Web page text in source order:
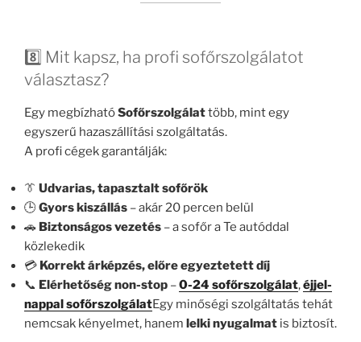
8️⃣ Mit kapsz, ha profi sofőrszolgálatot
választasz?
Egy megbízhatóSofőrszolgálattöbb, mint egy
egyszerű hazaszállítási szolgáltatás.
A profi cégek garantálják:
👔 Udvarias, tapasztalt sofőrök
🕒 Gyors kiszállás – akár 20 percen belül
🚗 Biztonságos vezetés – a sofőr a Te autóddal
közlekedik
💳 Korrekt árképzés, előre egyeztetett díj
📞 Elérhetőség non-stop –0-24 sofőrszolgálat,éjjel-
nappal sofőrszolgálatEgy minőségi szolgáltatás tehát
nemcsak kényelmet, hanem lelki nyugalmat is biztosít.